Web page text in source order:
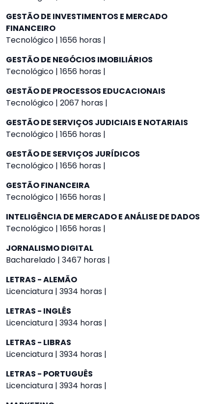
GESTÃO DE INVESTIMENTOS E MERCADO
FINANCEIRO
Tecnológico | 1656 horas |
GESTÃO DE NEGÓCIOS IMOBILIÁRIOS
Tecnológico | 1656 horas |
GESTÃO DE PROCESSOS EDUCACIONAIS
Tecnológico | 2067 horas |
GESTÃO DE SERVIÇOS JUDICIAIS E NOTARIAIS
Tecnológico | 1656 horas |
GESTÃO DE SERVIÇOS JURÍDICOS
Tecnológico | 1656 horas |
GESTÃO FINANCEIRA
Tecnológico | 1656 horas |
INTELIGÊNCIA DE MERCADO E ANÁLISE DE DADOS
Tecnológico | 1656 horas |
JORNALISMO DIGITAL
Bacharelado | 3467 horas |
LETRAS - ALEMÃO
Licenciatura | 3934 horas |
LETRAS - INGLÊS
Licenciatura | 3934 horas |
LETRAS - LIBRAS
Licenciatura | 3934 horas |
LETRAS - PORTUGUÊS
Licenciatura | 3934 horas |